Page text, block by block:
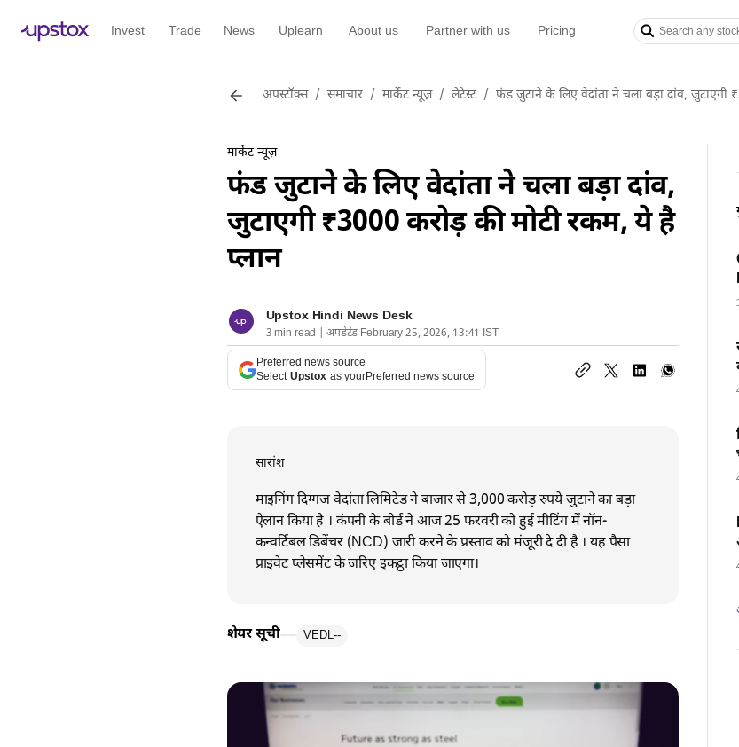
Invest Trade News Uplearn About us Partner with us Pricing
अपस्टॉक्स / समाचार / मार्केट न्यूज़ / लेटेस्ट / फंड जुटाने के लिए वेदांता ने चला बड़ा दांव, जुटाएगी
मार्केट न्यूज़
फंड जुटाने के लिए वेदांता ने चला बड़ा दांव,
जुटाएगी ₹3000 करोड़ की मोटी रकम, ये है
प्लान
Upstox Hindi News Desk
3 min read | अपडेटेड February 25, 2026, 13:41 IST
Preferred news source
Select Upstox as yourPreferred news source
सारांश
माइनिंग दिग्गज वेदांता लिमिटेड ने बाजार से 3,000 करोड़ रुपये जुटाने का बड़ा
ऐलान किया है । कंपनी के बोर्ड ने आज 25 फरवरी को हुई मीटिंग में नॉन-
कन्वर्टिबल डिबेंचर (NCD) जारी करने के प्रस्ताव को मंजूरी दे दी है । यह पैसा
प्राइवेट प्लेसमेंट के जरिए इकट्ठा किया जाएगा।
शेयर सूची VEDL--